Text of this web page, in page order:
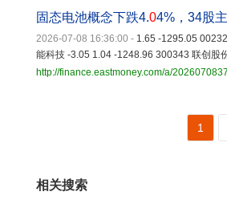
固态电池概念下跌4.04%，34股
2026-07-08 16:36:00 - 1.65 -1295.05
能科技 -3.05 1.04 -1248.96 300343 联创股
http://finance.eastmoney.com/a/
1
相关搜索